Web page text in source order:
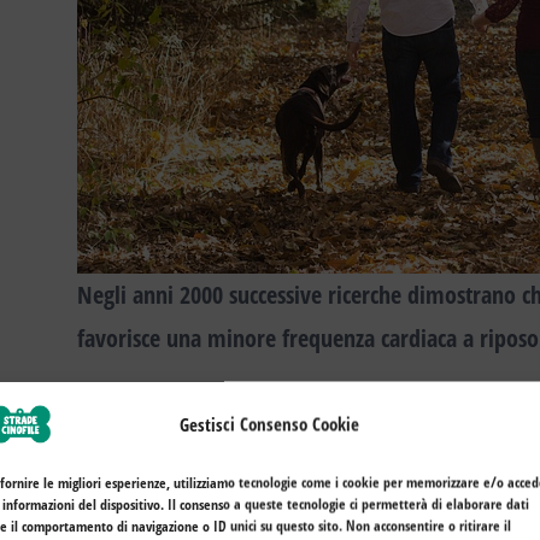
Gestisci Consenso Cookie
le migliori esperienze, utilizziamo tecnologie come i cookie per memorizzare e/o
del dispositivo. Il consenso a queste tecnologie ci permetterà di elaborare dati
il comportamento di navigazione o ID unici su questo sito. Non acconsentire o ritirare il
Negli anni 2000 successive ricerche dimostrano
favorisce una minore frequenza cardiaca a
L’antropologa americana Constance Perin è
che si attivano nel nostro corpo
questo tipo di contatto rappresenta per noi una
che avevamo con nostra madreda piccoli e per